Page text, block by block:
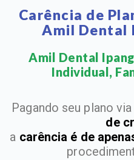
Carência de
Amil Dental
Amil Dental
Individual,
Pagando seu plano via
de
a carência é de